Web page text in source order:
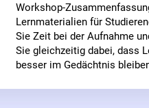
Workshop-
Lernmaterialien für
Sie Zeit bei der Aufnahme
Sie gleichzeitig dabei, dass
besser im Gedächtnis